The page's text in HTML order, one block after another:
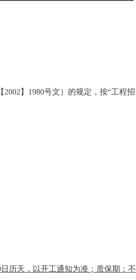
】1980号文）的规定，按“工程招
历天，以开工通知为准；质保期：不